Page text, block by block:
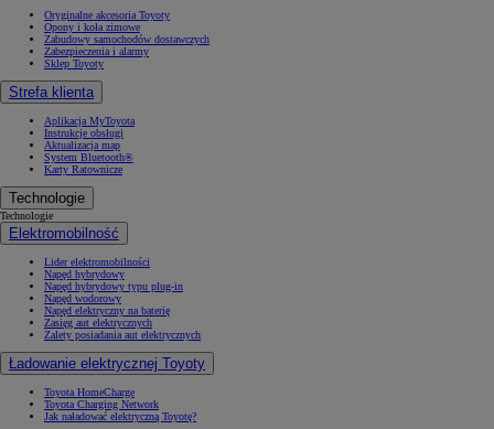
Oryginalne akcesoria Toyoty
Opony i koła zimowe
Zabudowy samochodów dostawczych
Zabezpieczenia i alarmy
Sklep Toyoty
Strefa klienta
Aplikacja MyToyota
Instrukcje obsługi
Aktualizacja map
System Bluetooth®
Karty Ratownicze
Technologie
Technologie
Elektromobilność
Lider elektromobilności
Napęd hybrydowy
Napęd hybrydowy typu plug-in
Napęd wodorowy
Napęd elektryczny na baterię
Zasięg aut elektrycznych
Zalety posiadania aut elektrycznych
Ładowanie elektrycznej Toyoty
Toyota HomeCharge
Toyota Charging Network
Jak naładować elektryczną Toyotę?